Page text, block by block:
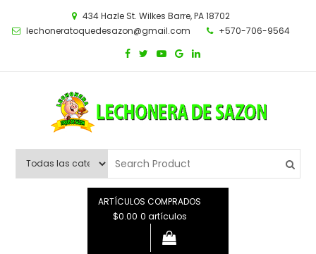
434 Hazle St. Wilkes Barre, PA 18702
lechoneratoquedesazon@gmail.com
+570-706-9564
ARTÍCULOS COMPRADOS
$0.00 0 artículos